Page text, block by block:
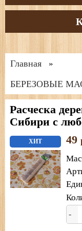
Главная »
БЕРЕЗОВЫЕ
Расческа
Сибири с
ХИТ 49
-